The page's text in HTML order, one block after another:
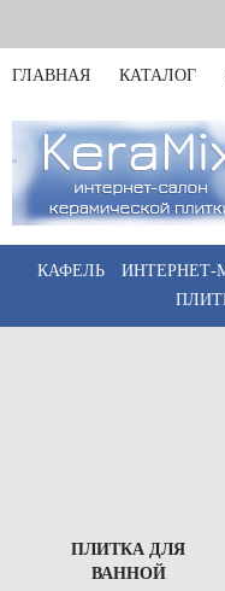
ГЛАВНАЯ КАТАЛОГ
КАФЕЛЬ ИНТЕРНЕТ-
ПЛИТКА ДЛЯ
ВАННОЙ